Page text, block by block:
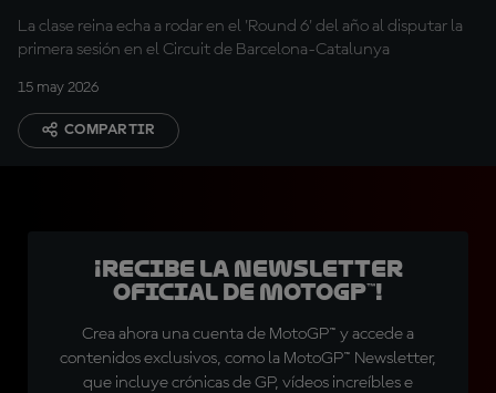
La clase reina echa a rodar en el 'Round 6' del año al disputar la
primera sesión en el Circuit de Barcelona-Catalunya
15 may 2026
COMPARTIR
¡Recibe la Newsletter
oficial de MotoGP™!
Crea ahora una cuenta de MotoGP™ y accede a
contenidos exclusivos, como la MotoGP™ Newsletter,
que incluye crónicas de GP, vídeos increíbles e